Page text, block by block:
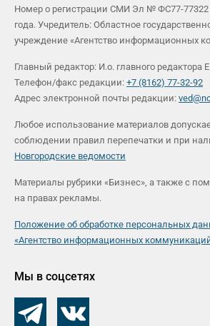
Номер о регистрации СМИ Эл № ФС77-77322
года. Учредитель: Областное
учреждение «Агентство информационных
Главный редактор: И.о. главного редактора
Телефон/факс редакции: +7 (8162) 77-32-92
Адрес электронной почты редакции:
Любое использование материалов
соблюдении правил перепечатки и при
Новгородские ведомости
Материалы рубрики «Бизнес», а также с
на правах рекламы.
Положение об обработке персональных
«Агентство информационных
Мы в соцсетях